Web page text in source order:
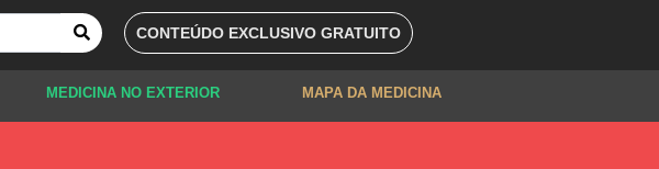
CONTEÚDO EXCLUSIVO GRATUITO
MEDICINA NO EXTERIOR MAPA DA MEDICINA